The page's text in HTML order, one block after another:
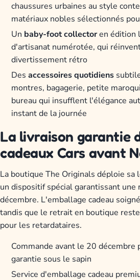
chaussures urbaines au style
matériaux nobles sélectionnés
Un baby-foot collectoren édition
d'artisanat numérotée, qui
divertissement rétro
Desaccessoires quotidiens
montres, bagagerie, petite
bureau qui insufflent l'élégance
instant de la journée
La livraison garantie
cadeaux Cars avant
La boutique The Originals déploie sa
un dispositif spécial garantissant une
décembre. L'emballage cadeau
tandis que le retrait en boutique
pour les retardataires.
Commande avant le 20 décembre
garantie sous le sapin
Service d'emballage cadeau